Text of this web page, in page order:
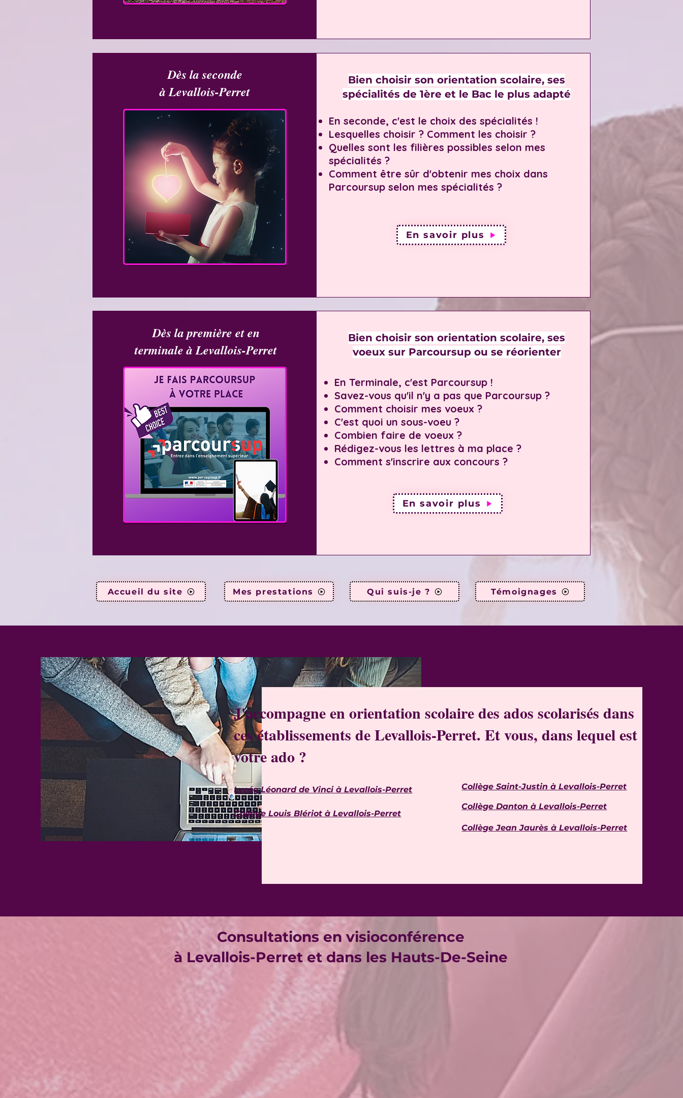
Dès la seconde
à Levallois-Perret
Bien choisir son orientation scolaire, ses
spécialités de 1ère et le Bac le plus adapté
En seconde, c'est le choix des spécialités !
Lesquelles choisir ? Comment les choisir ?
Quelles sont les filières possibles selon mes
spécialités ?
Comment être sûr d'obtenir mes choix dans
Parcoursup selon mes spécialités ?
En savoir plus
Dès la première et en
terminale à Levallois-Perret
Bien choisir son orientation scolaire, ses
voeux sur Parcoursup ou se réorienter
En Terminale, c'est Parcoursup !
Savez-vous qu'il n'y a pas que Parcoursup ?
Comment choisir mes voeux ?
C'est quoi un sous-voeu ?
Combien faire de voeux ?
Rédigez-vous les lettres à ma place ?
Comment s'inscrire aux concours ?
En savoir plus
Accueil du site Mes prestations Qui suis-je ? Témoignages
J'accompagne en orientation scolaire des ados scolarisés dans
ces établissements de Levallois-Perret. Et vous, dans lequel est
votre ado ?
Lycée Léonard de Vinci à Levallois-Perret
Collège Louis Blériot à Levallois-Perret
Collège Saint-Justin à Levallois-Perret
Collège Danton à Levallois-Perret
Collège Jean Jaurès à Levallois-Perret
Consultations en visioconférence
à Levallois-Perret et dans les Hauts-De-Seine